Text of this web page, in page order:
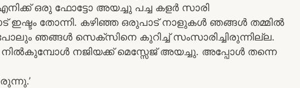
ഒരു ഫോട്ടോ അയച്ചു പച്ച കളർ സാരി
തോന്നി. കഴിഞ്ഞ ഒരുപാട് നാളുകൾ ഞങ്ങൾ തമ്മിൽ
ഞങ്ങൾ സെക്സിനെ കുറിച്ച് സംസാരിച്ചിരുന്നില്ല.
നജിയക്ക് മെസ്സേജ് അയച്ചു. അപ്പോൾ തന്നെ